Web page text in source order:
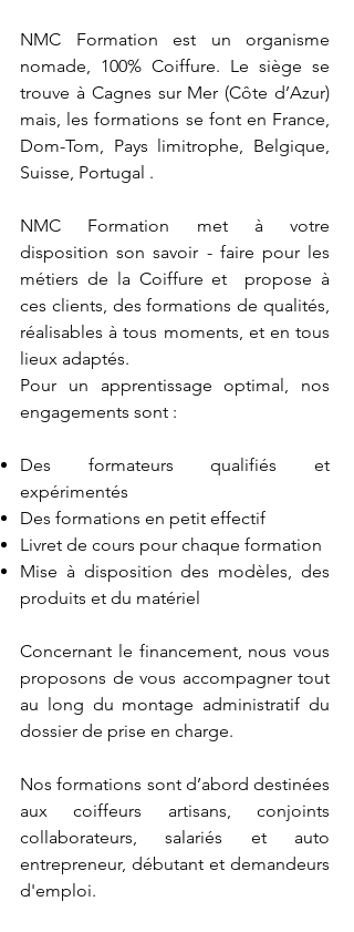
NMC Formation est un organisme
nomade, 100% Coiffure. Le siège se
trouve à Cagnes sur Mer (Côte d’Azur)
mais, les formations se font en France,
Dom-Tom, Pays limitrophe, Belgique,
Suisse, Portugal .
NMC Formation met à votre
disposition son savoir - faire pour les
métiers de la Coiffure et propose à
ces clients, des formations de qualités,
réalisables à tous moments, et en tous
lieux adaptés.
Pour un apprentissage optimal, nos
engagements sont :
Des formateurs qualifiés et
expérimentés
Des formations en petit effectif
Livret de cours pour chaque formation
Mise à disposition des modèles, des
produits et du matériel
Concernant le financement, nous vous
proposons de vous accompagner tout
au long du montage administratif du
dossier de prise en charge.
Nos formations sont d’abord destinées
aux coiffeurs artisans, conjoints
collaborateurs, salariés et auto
entrepreneur, débutant et demandeurs
d'emploi.